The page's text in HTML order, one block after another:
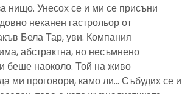
нищо. Унесох се и ми се присъни
неканен гастрольор от
Бела Тар, уви. Компания
абстрактна, но несъмнено
беше наоколо. Той на живо
ми проговори, камо ли… Събудих се и